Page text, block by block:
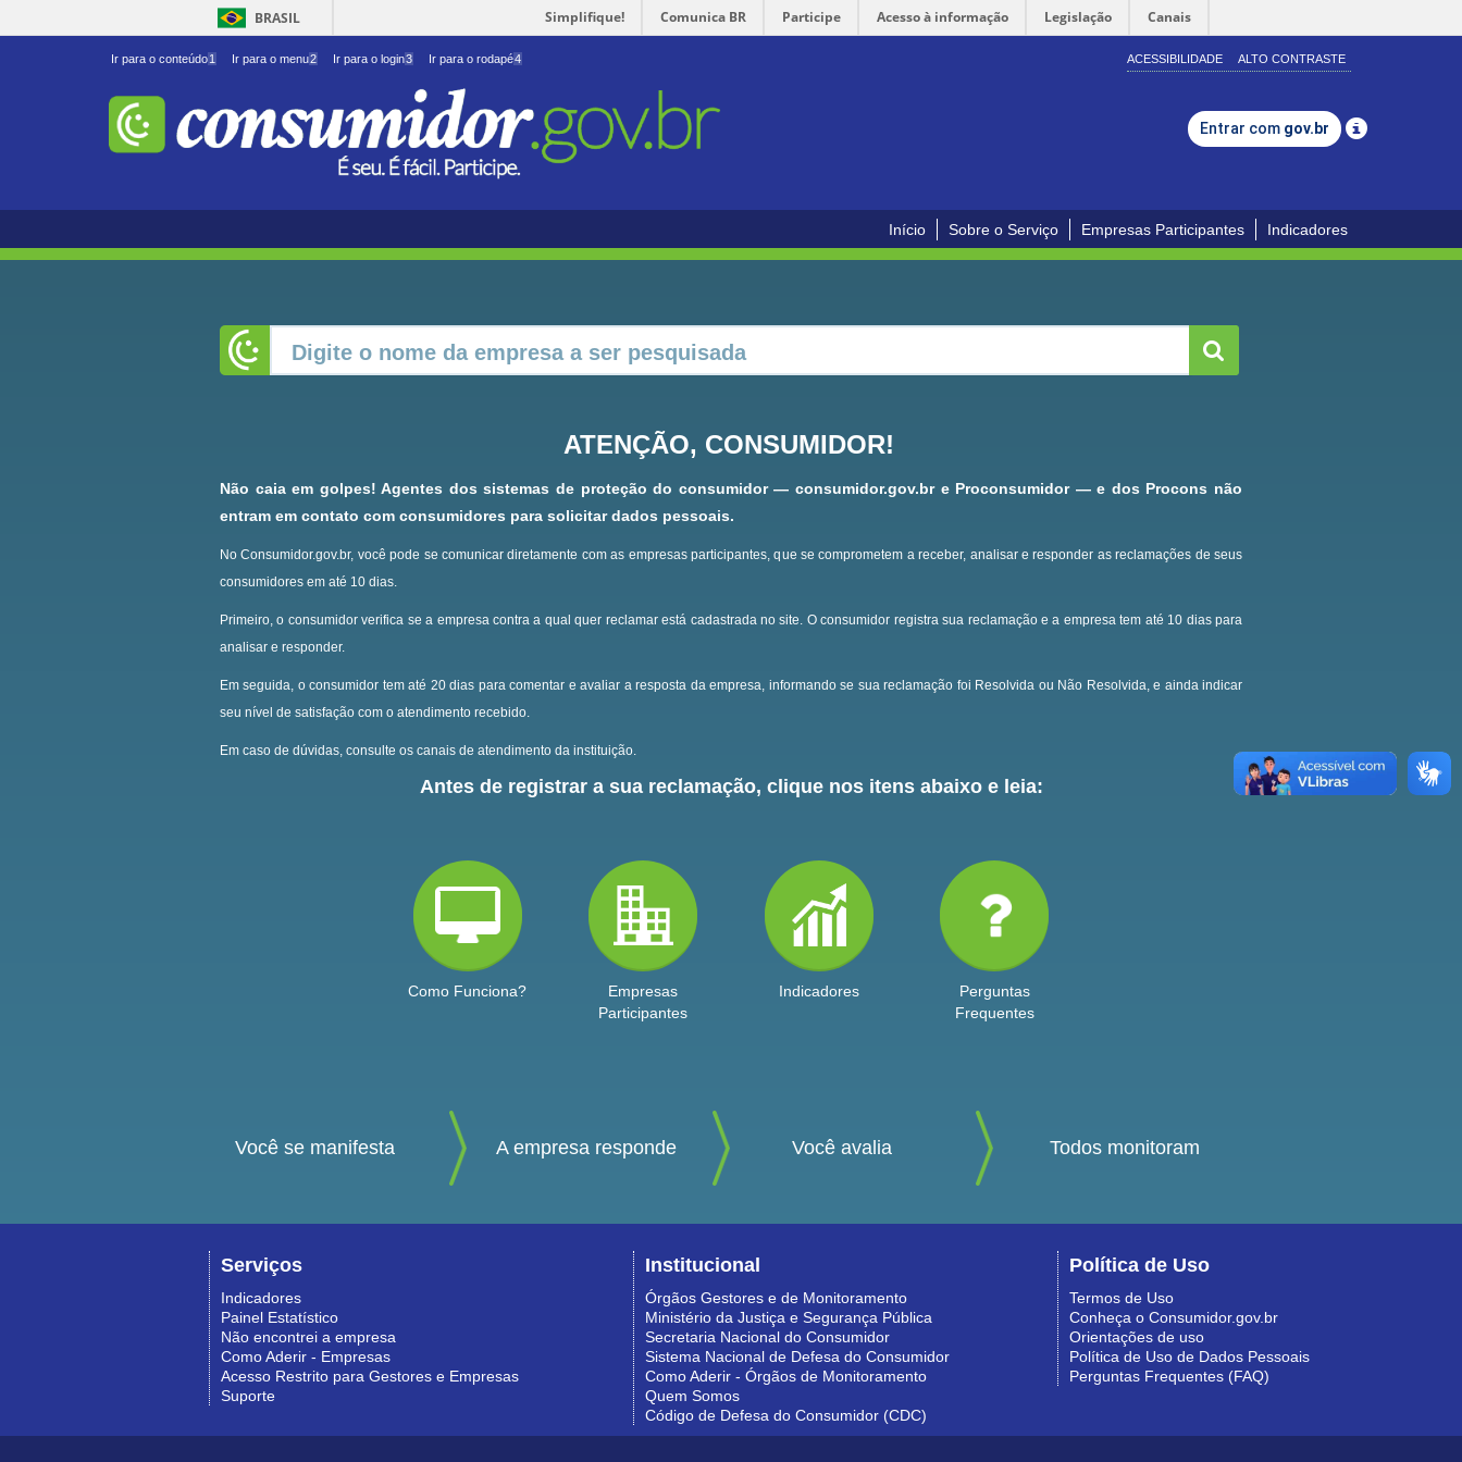
BRASIL Simplifique! Comunica BR Participe Acesso à informação Legislação Canais
Ir para o conteúdo1 Ir para o menu2 Ir para o login3 Ir para o rodapé4 ACESSIBILIDADE ALTO CONTRASTE
Entrar com gov.br
Início Sobre o Serviço Empresas Participantes Indicadores
ATENÇÃO, CONSUMIDOR!
Não caia em golpes! Agentes dos sistemas de proteção do consumidor — consumidor.gov.br e Proconsumidor — e dos Procons não
entram em contato com consumidores para solicitar dados pessoais.
No Consumidor.gov.br, você pode se comunicar diretamente com as empresas participantes, que se comprometem a receber, analisar e responder as reclamações de seus
consumidores em até 10 dias.
Primeiro, o consumidor verifica se a empresa contra a qual quer reclamar está cadastrada no site. O consumidor registra sua reclamação e a empresa tem até 10 dias para
analisar e responder.
Em seguida, o consumidor tem até 20 dias para comentar e avaliar a resposta da empresa, informando se sua reclamação foi Resolvida ou Não Resolvida, e ainda indicar
seu nível de satisfação com o atendimento recebido.
Em caso de dúvidas, consulte os canais de atendimento da instituição.
Antes de registrar a sua reclamação, clique nos itens abaixo e leia:
Como Funciona?
Empresas
Participantes
Indicadores
Perguntas
Frequentes
Você se manifesta A empresa responde Você avalia Todos monitoram
Serviços
Indicadores
Painel Estatístico
Não encontrei a empresa
Como Aderir - Empresas
Acesso Restrito para Gestores e Empresas
Suporte
Institucional
Órgãos Gestores e de Monitoramento
Ministério da Justiça e Segurança Pública
Secretaria Nacional do Consumidor
Sistema Nacional de Defesa do Consumidor
Como Aderir - Órgãos de Monitoramento
Quem Somos
Código de Defesa do Consumidor (CDC)
Política de Uso
Termos de Uso
Conheça o Consumidor.gov.br
Orientações de uso
Política de Uso de Dados Pessoais
Perguntas Frequentes (FAQ)